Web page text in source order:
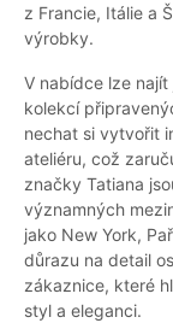
z Francie, Itálie a
výrobky.
V nabídce lze
kolekcí
nechat si vytvořit
ateliéru, což
značky Tatiana
významných
jako New York,
důrazu na detail
zákaznice, které
styl a eleganci.